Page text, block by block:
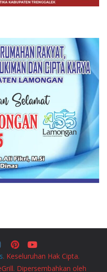
. Keseluruhan Hak Cipta.
Dipersembahkan oleh